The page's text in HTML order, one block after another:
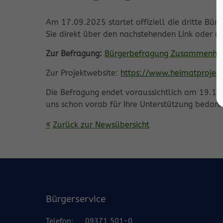
Am 17.09.2025 startet offiziell die dritte
Sie direkt über den nachstehenden Link oder
Zur Befragung: Bürgerbefragung Zusammenhalt
Zur Projektwebsite: https://
Die Befragung endet voraussichtlich am
uns schon vorab für Ihre Unterstützung
Zurück zur Newsübersicht
Bürgerservice
Telefon: 09371 501-0